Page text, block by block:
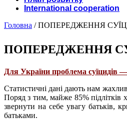
International cooperation
Головна /ПОПЕРЕДЖЕННЯ
ПОПЕРЕДЖЕННЯ
Для України проблема суїцидів
Статистичні дані дають нам
Поряд з тим, майже 85% підлітків
звернути на себе увагу батьків,
батьками.